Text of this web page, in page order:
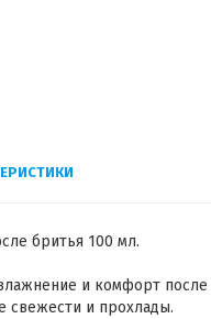
бритья 100 мл.
и комфорт
свежести и прохлады.